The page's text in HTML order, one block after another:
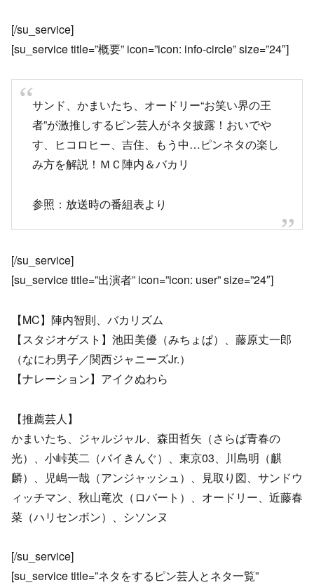
[/su_service]
[su_service title=”概要” icon=”icon: info-circle” size=”24″]
サンド、かまいたち、オードリー“お笑い界の王
者”が激推しするピン芸人がネタ披露！おいでや
す、ヒコロヒー、吉住、もう中…ピンネタの楽し
み方を解説！ＭＣ陣内＆バカリ
参照：放送時の番組表より
[/su_service]
[su_service title=”出演者” icon=”icon: user” size=”24″]
【MC】陣内智則、バカリズム
【スタジオゲスト】池田美優（みちょぱ）、藤原丈一郎
（なにわ男子／関西ジャニーズJr.）
【ナレーション】アイクぬわら
【推薦芸人】
かまいたち、ジャルジャル、森田哲矢（さらば青春の
光）、小峠英二（バイきんぐ）、東京03、川島明（麒
麟）、児嶋一哉（アンジャッシュ）、見取り図、サンドウ
ィッチマン、秋山竜次（ロバート）、オードリー、近藤春
菜（ハリセンボン）、シソンヌ
[/su_service]
[su_service title=”ネタをするピン芸人とネタ一覧”